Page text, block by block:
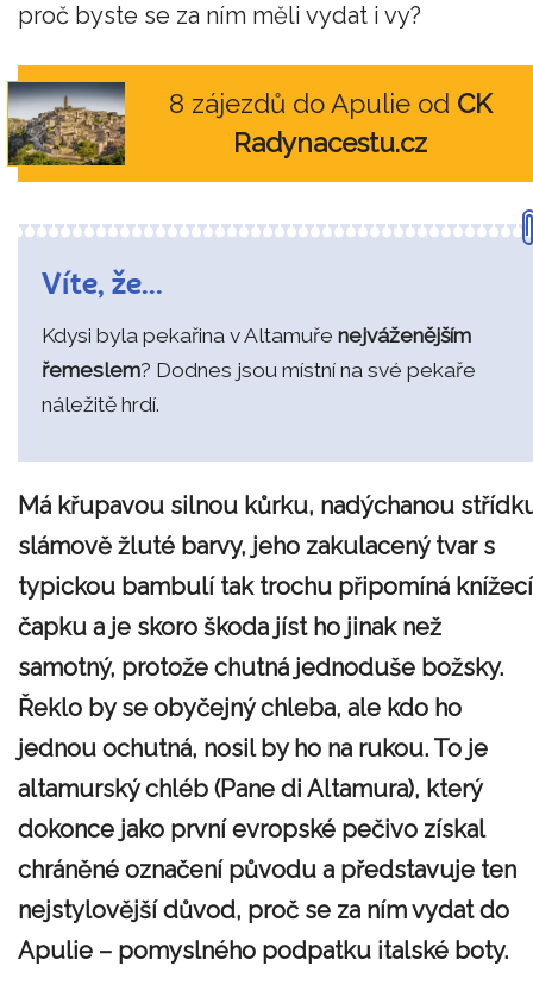
proč byste se za ním měli vydat i vy?
8 zájezdů do Apulie od CK
Radynacestu.cz
Víte, že...
Kdysi byla pekařina v Altamuře nejváženějším
řemeslem? Dodnes jsou místní na své pekaře
náležitě hrdí.
Má křupavou silnou kůrku, nadýchanou
slámově žluté barvy, jeho zakulacený tvar s
typickou bambulí tak trochu připomíná knížecí
čapku a je skoro škoda jíst ho jinak než
samotný, protože chutná jednoduše božsky.
Řeklo by se obyčejný chleba, ale kdo ho
jednou ochutná, nosil by ho na rukou. To je
altamurský chléb (Pane di Altamura), který
dokonce jako první evropské pečivo získal
chráněné označení původu a představuje ten
nejstylovější důvod, proč se za ním vydat do
Apulie – pomyslného podpatku italské boty.